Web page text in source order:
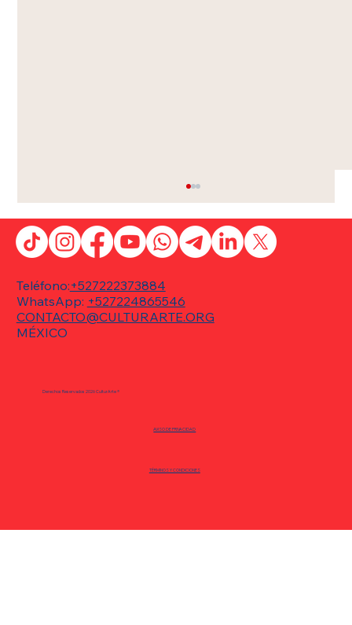
El éxito internacional que aborda la
Teléfono:+527222373884
WhatsApp: +527224865546
CONTACTO@CULTURARTE.ORG
MÉXICO
Derechos Reservados 2026 CulturArte ®
TÉRMINOS Y CONDICIONES
AVISO DE PRIVACIDAD